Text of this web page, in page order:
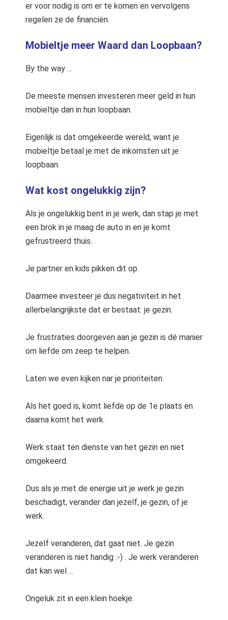
er voor nodig is om er te komen en vervolgens
regelen ze de financiën.
Mobieltje meer Waard dan Loopbaan?
By the way ...
De meeste mensen investeren meer geld in hun
mobieltje dan in hun loopbaan.
Eigenlijk is dat omgekeerde wereld, want je
mobieltje betaal je met de inkomsten uit je
loopbaan.
Wat kost ongelukkig zijn?
Als je ongelukkig bent in je werk, dan stap je met
een brok in je maag de auto in en je komt
gefrustreerd thuis.
Je partner en kids pikken dit op.
Daarmee investeer je dus negativiteit in het
allerbelangrijkste dat er bestaat: je gezin.
Je frustraties doorgeven aan je gezin is dé manier
om liefde om zeep te helpen.
Laten we even kijken nar je prioriteiten.
Als het goed is, komt liefde op de 1e plaats en
daarna komt het werk.
Werk staat ten dienste van het gezin en niet
omgekeerd.
Dus als je met de energie uit je werk je gezin
beschadigt, verander dan jezelf, je gezin, of je
werk.
Jezelf veranderen, dat gaat niet. Je gezin
veranderen is niet handig :-) . Je werk veranderen
dat kan wel ...
Ongeluk zit in een klein hoekje.